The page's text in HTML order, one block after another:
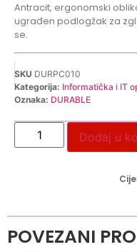
Antracit, ergonomski
ugrađen podlogžak za
se.
SKU DURPC010
Kategorija: Informatička i IT
Oznaka: DURABLE
Dodaj u
POVEZANI